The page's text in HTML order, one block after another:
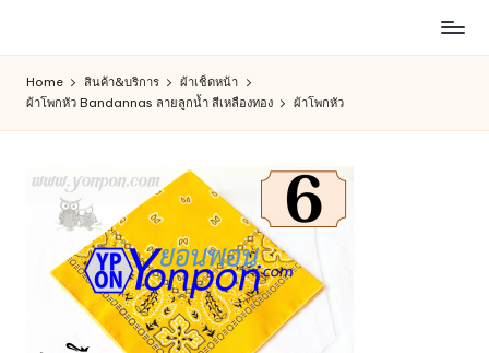
content
สินค้า
Home สินค้า&บริการ
ผ้าเช็ดหน้า
ผ้าโพกหัว Bandannas ลายลูกน้ำ สีเหลืองทอง
ผ้าโพกหัว